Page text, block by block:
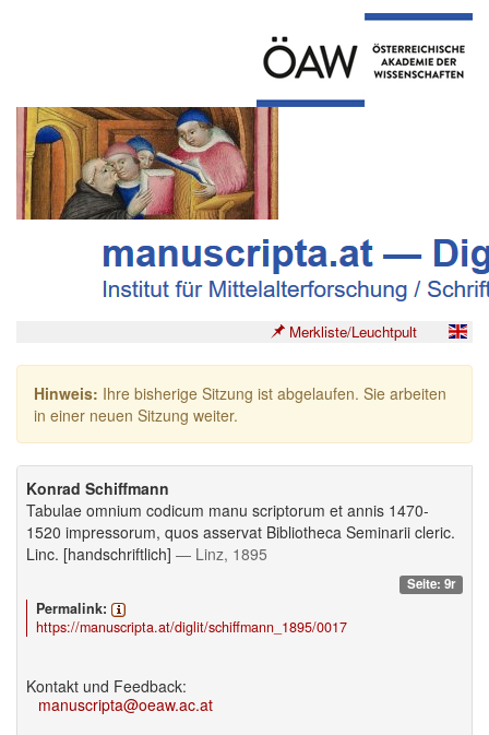
Merkliste/Leuchtpult
Hinweis: Ihre bisherige Sitzung ist abgelaufen. Sie arbeiten
in einer neuen Sitzung weiter.
Konrad Schiffmann
Tabulae omnium codicum manu scriptorum et annis 1470-
1520 impressorum, quos asservat Bibliotheca Seminarii cleric.
Linc. [handschriftlich] — Linz, 1895
Seite: 9r
Permalink:
https://manuscripta.at/diglit/schiffmann_1895/0017
Kontakt und Feedback:
manuscripta@oeaw.ac.at